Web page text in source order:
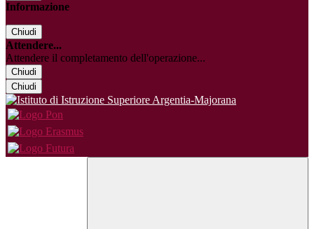
Informazione
Chiudi
Attendere...
Attendere il completamento dell'operazione...
Chiudi
Chiudi